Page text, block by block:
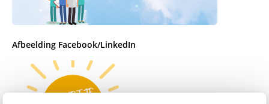
Afbeelding Facebook/LinkedIn